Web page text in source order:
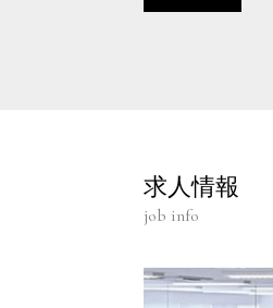
求人情報
job info